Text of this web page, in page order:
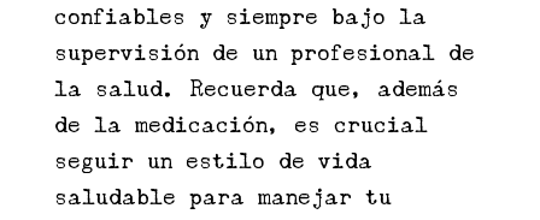
confiables y siempre bajo la
supervisión de un profesional de
la salud. Recuerda que, además
de la medicación, es crucial
seguir un estilo de vida
saludable para manejar tu